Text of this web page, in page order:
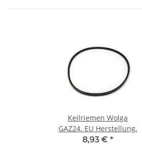
Keilriemen Wolga
GAZ24. EU Herstellung.
8,93 € *